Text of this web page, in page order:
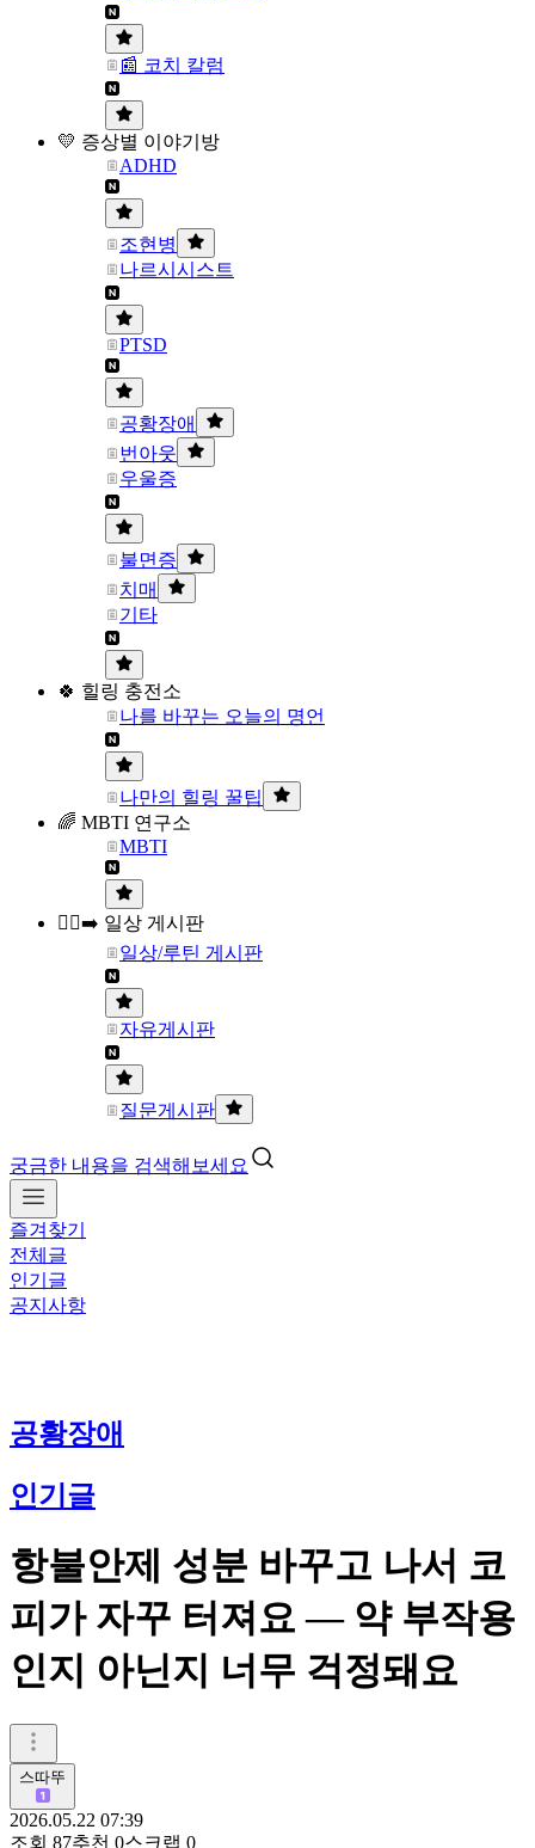
📰 코치 칼럼
💛 증상별 이야기방
ADHD
조현병
나르시시스트
PTSD
공황장애
번아웃
우울증
불면증
치매
기타
🍀 힐링 충전소
나를 바꾸는 오늘의 명언
나만의 힐링 꿀팁
🌈 MBTI 연구소
MBTI
🏃‍♀️‍➡️ 일상 게시판
일상/루틴 게시판
자유게시판
질문게시판
궁금한 내용을 검색해보세요
즐겨찾기
전체글
인기글
공지사항
공황장애
인기글
항불안제 성분 바꾸고 나서 코
피가 자꾸 터져요 — 약 부작용
인지 아닌지 너무 걱정돼요
스따뚜
2026.05.22 07:39
조회 87추천 0스크랩 0